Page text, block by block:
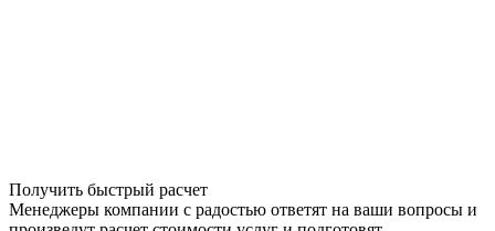
Получить быстрый расчет
Менеджеры компании с радостью ответят на ваши вопросы и